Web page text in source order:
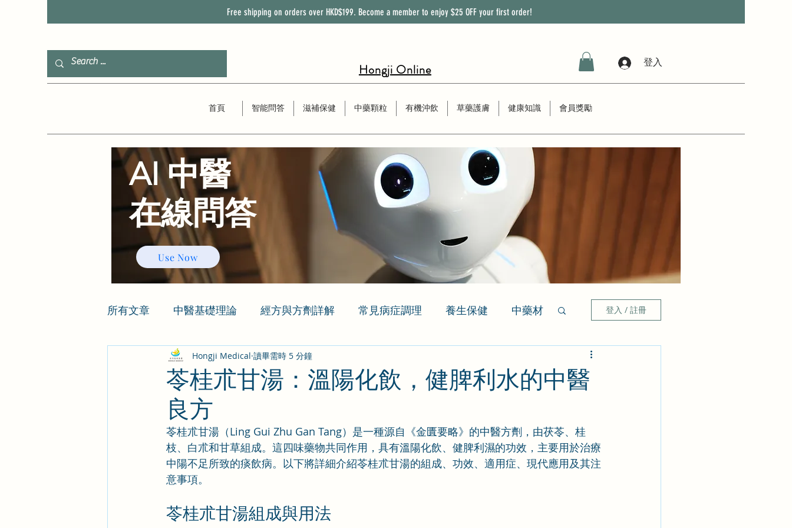
Free shipping on orders over HKD$199. Become a member to enjoy $25 OFF your first order!
Hongji Online 登入
首頁 智能問答 滋補保健 中藥顆粒 有機沖飲 草藥護膚 健康知識 會員獎勵
所有文章 中醫基礎理論 經方與方劑詳解 常見病症調理 養生保健 中藥材 登入 / 註冊
苓桂朮甘湯：溫陽化飲，健脾利水的中醫
良方
Hongji Medical 讀畢需時 5 分鐘
苓桂朮甘湯（Ling Gui Zhu Gan Tang）是一種源自《金匱要略》的中醫方劑，由茯苓、桂
枝、白朮和甘草組成。這四味藥物共同作用，具有溫陽化飲、健脾利濕的功效，主要用於治療
中陽不足所致的痰飲病。以下將詳細介紹苓桂朮甘湯的組成、功效、適用症、現代應用及其注
意事項。
苓桂朮甘湯組成與用法
Use Now
AI 中醫
​在線問答